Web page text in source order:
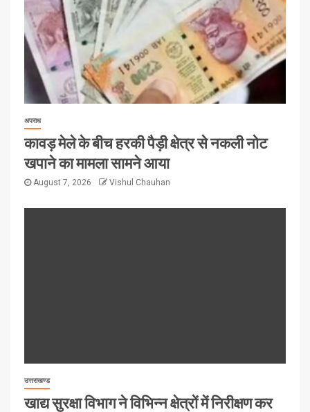
अपराध
कावड़ मेले के बीच हरकी पैड़ी क्षेत्र से नकली नोट
खपाने का मामला सामने आया
August 7, 2026 Vishul Chauhan
उत्तराखण्ड
खाद्य सुरक्षा विभाग ने विभिन्न क्षेत्रों में निरीक्षण कर